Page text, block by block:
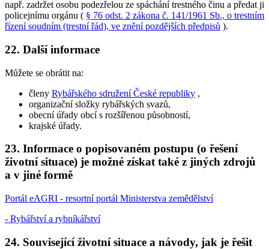
např. zadržet osobu podezřelou ze spáchání trestného činu a předat ji
policejnímu orgánu ( § 76 odst. 2 zákona č. 141/1961 Sb., o trestním
řízení soudním (trestní řád), ve znění pozdějších předpisů ).
22. Další informace
Můžete se obrátit na:
členy Rybářského sdružení České republiky ,
organizační složky rybářských svazů,
obecní úřady obcí s rozšířenou působností,
krajské úřady.
23. Informace o popisovaném postupu (o řešení
životní situace) je možné získat také z jiných zdrojů
a v jiné formě
Portál eAGRI - resortní portál Ministerstva zemědělství
- Rybářství a rybníkářství
24. Související životní situace a návody, jak je řešit